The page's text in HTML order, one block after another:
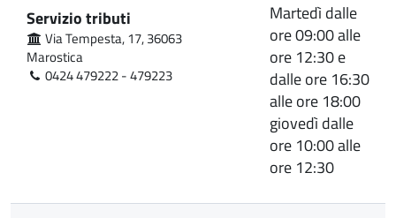
Servizio tributi
Via Tempesta, 17, 36063
Marostica
0424 479222 - 479223
Martedì dalle
ore 09:00 alle
ore 12:30 e
dalle ore 16:30
alle ore 18:00
giovedì dalle
ore 10:00 alle
ore 12:30